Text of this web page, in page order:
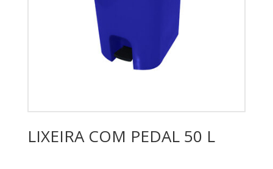
LIXEIRA COM PEDAL 50 L